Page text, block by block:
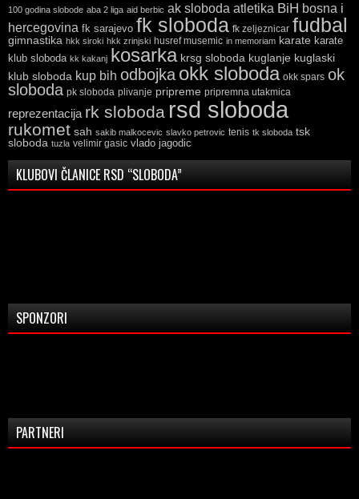
100 godina slobode aba 2 liga aid berbic ak sloboda atletika BiH bosna i
hercegovina fk sarajevo fk sloboda fk zeljeznicar fudbal
gimnastika hkk siroki hkk zrinjski husref musemic in memoriam karate karate
klub sloboda kk kakanj kosarka krsg sloboda kuglanje kuglaski
klub sloboda kup bih odbojka okk sloboda okk spars ok
sloboda pk sloboda plivanje pripreme pripremna utakmica
reprezentacija rk sloboda rsd sloboda
rukomet sah sakib malkocevic slavko petrovic tenis tk sloboda tsk
sloboda tuzla velimir gasic vlado jagodic
KLUBOVI ČLANICE RSD “SLOBODA”
SPONZORI
PARTNERI